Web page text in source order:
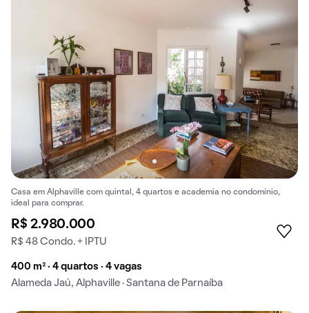
Casa em Alphaville com quintal, 4 quartos e academia no condomínio,
ideal para comprar.
R$ 2.980.000
R$ 48 Condo. + IPTU
400 m² · 4 quartos · 4 vagas
Alameda Jaú, Alphaville · Santana de Parnaíba